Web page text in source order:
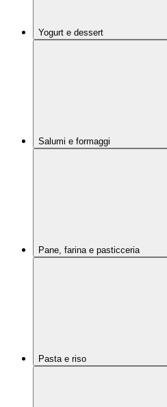
Yogurt e dessert
Salumi e formaggi
Pane, farina e pasticceria
Pasta e riso